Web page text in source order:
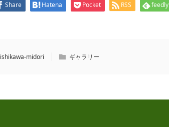
Share Hatena Pocket RSS feedly
ishikawa-midori ギャラリー